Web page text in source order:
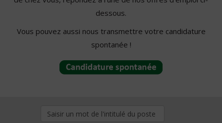
dessous.
Vous pouvez aussi nous transmettre votre candidature
spontanée !